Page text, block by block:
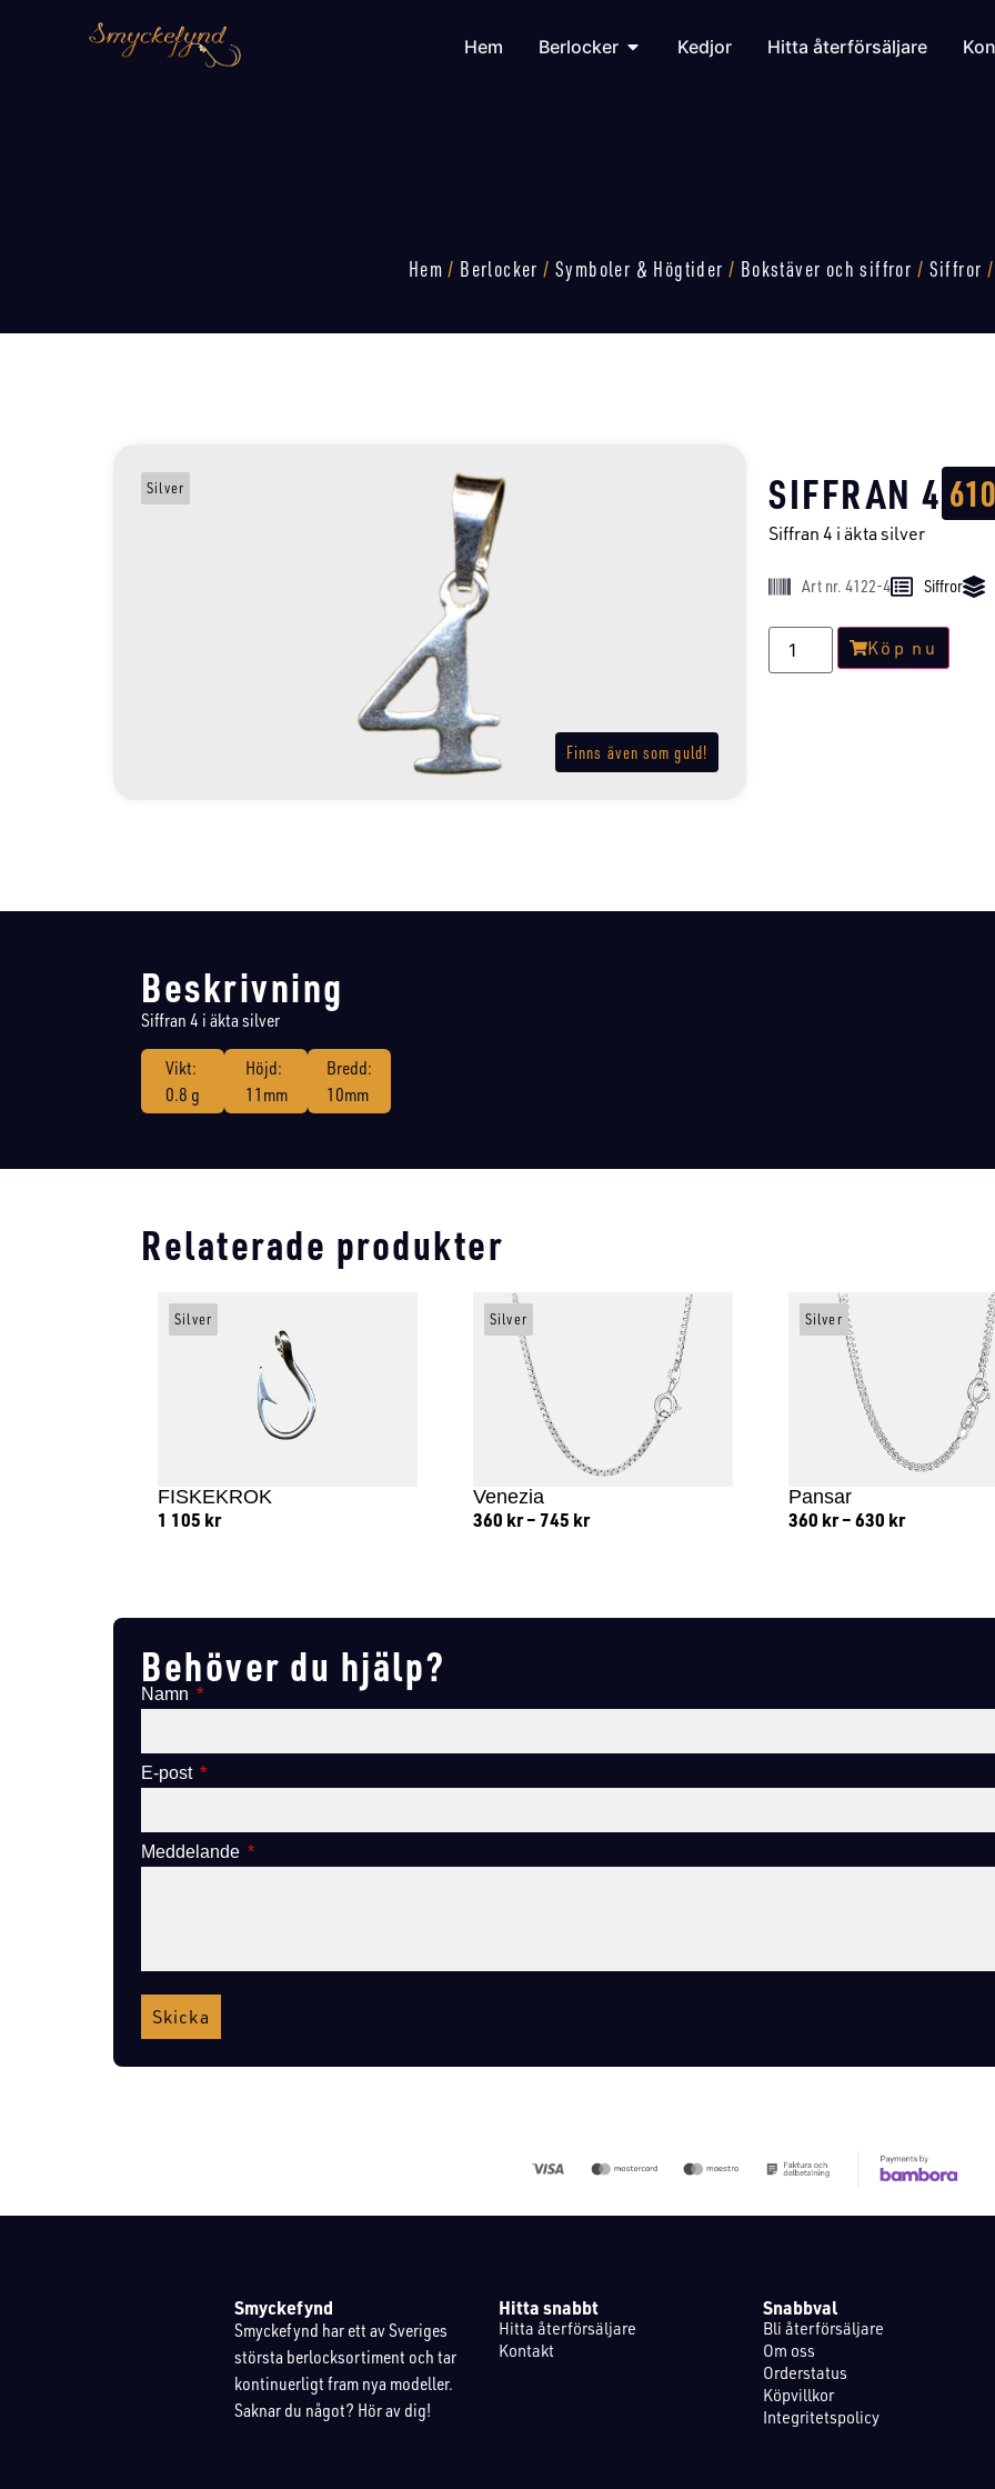
Hem Berlocker Kedjor Hitta återförsäljare
Hem / Berlocker /Symboler & Högtider / Bokstäver och siffror / Siffror
Finns även som guld!
Silver SIFFRAN 4 610
Siffran 4 i äkta silver
Art nr. 4122-4 Siffror
Köp nu
Beskrivning
Siffran 4 i äkta silver
Vikt:
0.8 g
Höjd:
11mm
Bredd:
10mm
Relaterade produkter
FISKEKROK
1 105 kr
Silver
Venezia
360 kr –745 kr
Silver
Pansar
360 kr –630 kr
Silver
Behöver du hjälp?
Namn
E-post
Meddelande
Skicka
Smyckefynd
Smyckefynd har ett av Sveriges
största berlocksortiment och tar
kontinuerligt fram nya modeller.
Saknar du något? Hör av dig!
Hitta snabbt
Hitta återförsäljare
Kontakt
Snabbval
Bli återförsäljare
Om oss
Orderstatus
Köpvillkor
Integritetspolicy